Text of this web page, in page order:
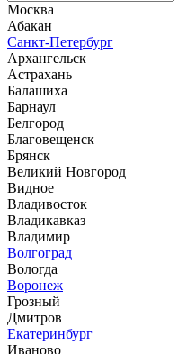
Москва
Абакан
Санкт-Петербург
Архангельск
Астрахань
Балашиха
Барнаул
Белгород
Благовещенск
Брянск
Великий Новгород
Видное
Владивосток
Владикавказ
Владимир
Волгоград
Вологда
Воронеж
Грозный
Дмитров
Екатеринбург
Иваново